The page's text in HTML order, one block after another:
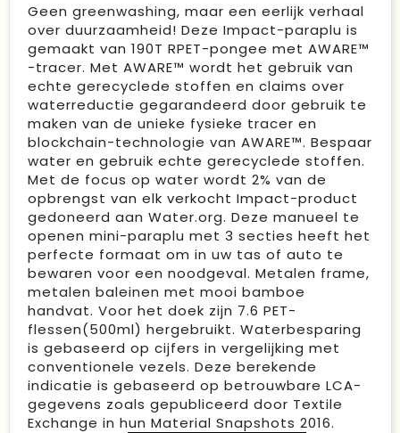
Geen greenwashing, maar een eerlijk verhaal
over duurzaamheid! Deze Impact-paraplu is
gemaakt van 190T RPET-pongee met AWARE™
-tracer. Met AWARE™ wordt het gebruik van
echte gerecyclede stoffen en claims over
waterreductie gegarandeerd door gebruik te
maken van de unieke fysieke tracer en
blockchain-technologie van AWARE™. Bespaar
water en gebruik echte gerecyclede stoffen.
Met de focus op water wordt 2% van de
opbrengst van elk verkocht Impact-product
gedoneerd aan Water.org. Deze manueel te
openen mini-paraplu met 3 secties heeft het
perfecte formaat om in uw tas of auto te
bewaren voor een noodgeval. Metalen frame,
metalen baleinen met mooi bamboe
handvat. Voor het doek zijn 7.6 PET-
flessen(500ml) hergebruikt. Waterbesparing
is gebaseerd op cijfers in vergelijking met
conventionele vezels. Deze berekende
indicatie is gebaseerd op betrouwbare LCA-
gegevens zoals gepubliceerd door Textile
Exchange in hun Material Snapshots 2016.